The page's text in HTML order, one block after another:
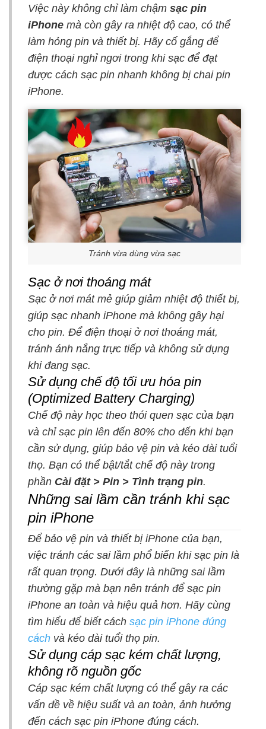
Việc này không chỉ làm chậm sạc pin
iPhone mà còn gây ra nhiệt độ cao, có thể
làm hỏng pin và thiết bị. Hãy cố gắng để
điện thoại nghỉ ngơi trong khi sạc để đạt
được cách sạc pin nhanh không bị chai pin
iPhone.
Tránh vừa dùng vừa sạc
Sạc ở nơi thoáng mát
Sạc ở nơi mát mẻ giúp giảm nhiệt độ thiết bị,
giúp sạc nhanh iPhone mà không gây hại
cho pin. Để điện thoại ở nơi thoáng mát,
tránh ánh nắng trực tiếp và không sử dụng
khi đang sạc.
Sử dụng chế độ tối ưu hóa pin
(Optimized Battery Charging)
Chế độ này học theo thói quen sạc của bạn
và chỉ sạc pin lên đến 80% cho đến khi bạn
cần sử dụng, giúp bảo vệ pin và kéo dài tuổi
thọ. Bạn có thể bật/tắt chế độ này trong
phần Cài đặt > Pin > Tình trạng pin.
Những sai lầm cần tránh khi sạc
pin iPhone
Để bảo vệ pin và thiết bị iPhone của bạn,
việc tránh các sai lầm phổ biến khi sạc pin là
rất quan trọng. Dưới đây là những sai lầm
thường gặp mà bạn nên tránh để sạc pin
iPhone an toàn và hiệu quả hơn. Hãy cùng
tìm hiểu để biết cách sạc pin iPhone đúng
cách và kéo dài tuổi thọ pin.
Sử dụng cáp sạc kém chất lượng,
không rõ nguồn gốc
Cáp sạc kém chất lượng có thể gây ra các
vấn đề về hiệu suất và an toàn, ảnh hưởng
đến cách sạc pin iPhone đúng cách.